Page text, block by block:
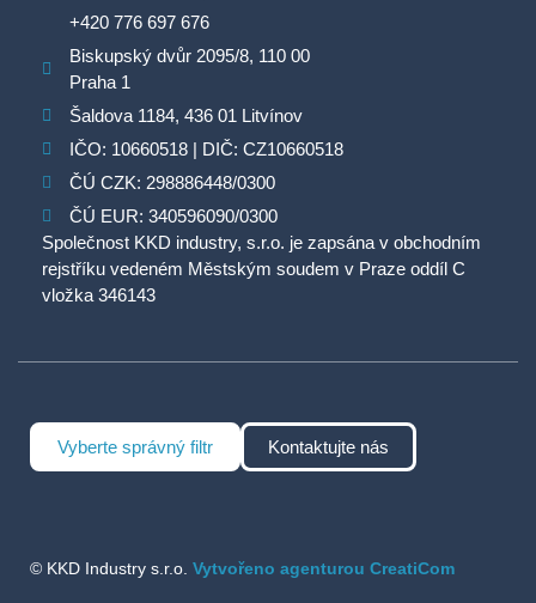
+420 776 697 676
Biskupský dvůr 2095/8, 110 00
Praha 1
Šaldova 1184, 436 01 Litvínov
IČO: 10660518 | DIČ: CZ10660518
ČÚ CZK: 298886448/0300
ČÚ EUR: 340596090/0300
Společnost KKD industry, s.r.o. je zapsána v obchodním
rejstříku vedeném Městským soudem v Praze oddíl C
vložka 346143
Vyberte správný filtr Kontaktujte nás
© KKD Industry s.r.o. Vytvořeno agenturou CreatiCom